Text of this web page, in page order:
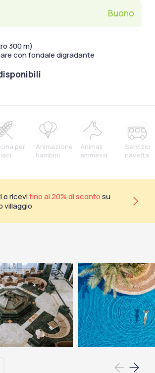
Buono
300 m)
con fondale digradante
per
Animazione
bambini
Animali
ammessi
Servizio
navetta
e ricevifino al 20% di scontosu
villaggio